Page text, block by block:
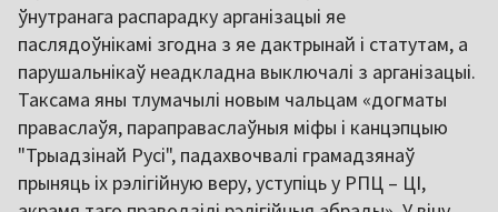
ўнутранага распарадку арганізацыі яе
паслядоўнікамі згодна з яе дактрынай і статутам, а
парушальнікаў неадкладна выключалі з арганізацыі.
Таксама яны тлумачылі новым чальцам «догматы
праваслаўя, параправаслаўныя міфы і канцэпцыю
"Трыадзінай Русі", падахвочвалі грамадзянаў
прыняць іх рэлігійную веру, уступіць у РПЦ – ЦІ,